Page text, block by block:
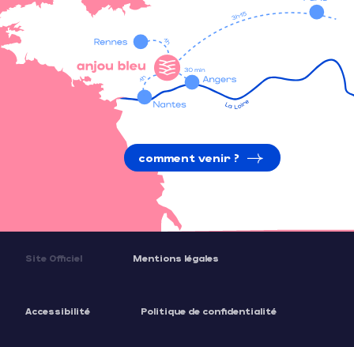
comment venir ?
Site Officiel Mentions légales
Accessibilité Politique de confidentialité